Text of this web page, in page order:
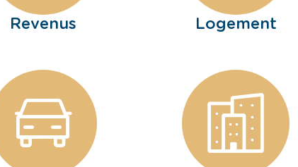
Revenus Logement